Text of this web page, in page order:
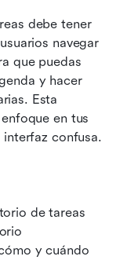
debe tener
navegar
y hacer
Esta
en tus
confusa.
de tareas
y cuándo